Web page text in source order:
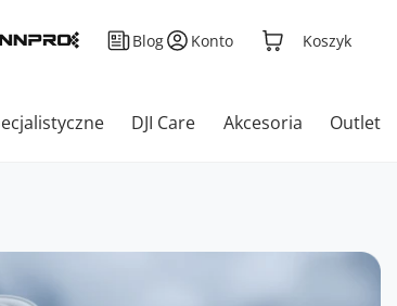
Blog Konto Koszyk
DJI Care Akcesoria Outlet